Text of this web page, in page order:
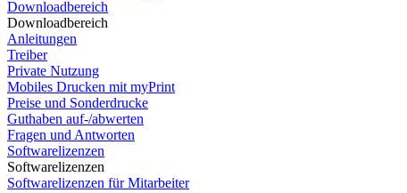
Downloadbereich
Downloadbereich
Anleitungen
Treiber
Private Nutzung
Mobiles Drucken mit myPrint
Preise und Sonderdrucke
Guthaben auf-/abwerten
Fragen und Antworten
Softwarelizenzen
Softwarelizenzen
Softwarelizenzen für Mitarbeiter